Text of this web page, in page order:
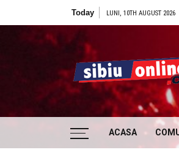
Today LUNI, 10TH AUGUST 2026
… locatii si evenimente din
ACASA